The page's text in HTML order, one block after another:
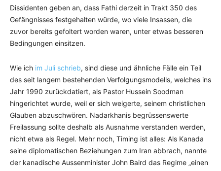
Dissidenten geben an, dass Fathi derzeit in Trakt 350 des
Gefängnisses festgehalten würde, wo viele Insassen, die
zuvor bereits gefoltert worden waren, unter etwas besseren
Bedingungen einsitzen.
Wie ich im Juli schrieb, sind diese und ähnliche Fälle ein Teil
des seit langem bestehenden Verfolgungsmodells, welches ins
Jahr 1990 zurückdatiert, als Pastor Hussein Soodman
hingerichtet wurde, weil er sich weigerte, seinem christlichen
Glauben abzuschwören. Nadarkhanis begrüssenswerte
Freilassung sollte deshalb als Ausnahme verstanden werden,
nicht etwa als Regel. Mehr noch, Timing ist alles: Als Kanada
seine diplomatischen Beziehungen zum Iran abbrach, nannte
der kanadische Aussenminister John Baird das Regime „einen